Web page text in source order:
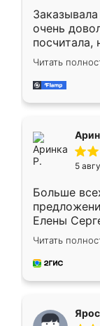
очень
посчитала,
Замерщик
делу со
за день,
Читать
5
Больше
Елены
короткие
для
предложил
Читать